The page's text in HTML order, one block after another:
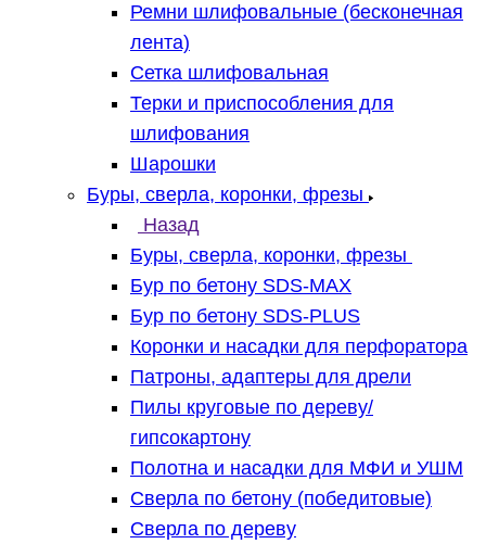
Ремни шлифовальные (бесконечная
лента)
Сетка шлифовальная
Терки и приспособления для
шлифования
Шарошки
Буры, сверла, коронки, фрезы
Назад
Буры, сверла, коронки, фрезы
Бур по бетону SDS-MAX
Бур по бетону SDS-PLUS
Коронки и насадки для перфоратора
Патроны, адаптеры для дрели
Пилы круговые по дереву/
гипсокартону
Полотна и насадки для МФИ и УШМ
Сверла по бетону (победитовые)
Сверла по дереву